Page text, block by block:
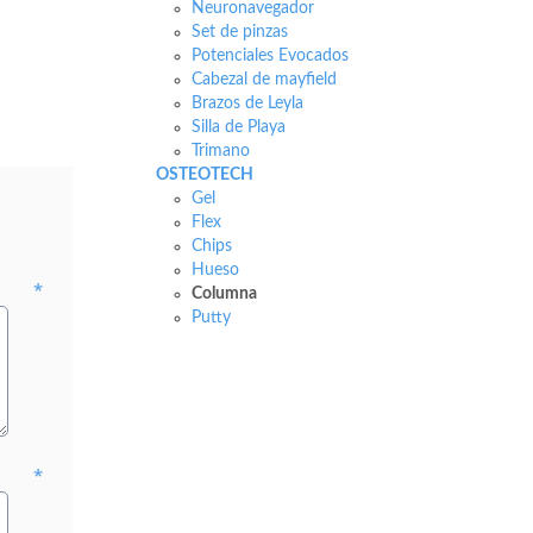
*
*
Neuronavegador
Set de pinzas
Potenciales Evocados
Cabezal de mayfield
Brazos de Leyla
Silla de Playa
Trimano
OSTEOTECH
Gel
Flex
Chips
Hueso
Columna
Putty